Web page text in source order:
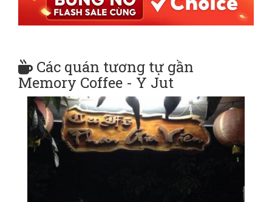
Các quán tương tự gần
Memory Coffee - Y Jut